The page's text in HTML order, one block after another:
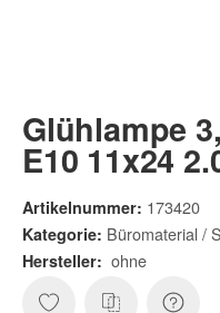
Glühlampe
E10 11x24
Artikelnummer: 173420
Kategorie: Büromaterial /
Hersteller: ohne